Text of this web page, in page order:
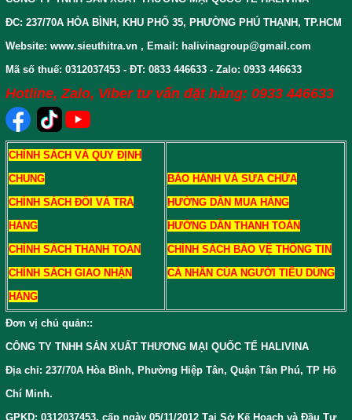
ĐC: 237/70A HÒA BÌNH, KHU PHỐ 35, PHƯỜNG PHÚ THẠNH, TP.HCM
Website: www.sieuthitra.vn , Email: halivinagroup@gmail.com
Mã số thuế: 0312037453 - ĐT: 0833 446633 - Zalo: 0933 446633
Hotline, Zalo, Viber tư vấn đặt hàng: 0933 446633
CHÍNH SÁCH VÀ QUY ĐỊNH
CHUNG
CHÍNH SÁCH ĐỔI VÀ TRẢ
HÀNG
CHÍNH SÁCH THANH TOÁN
CHÍNH SÁCH GIAO NHẬN
HÀNG
BẢO HÀNH VÀ SỬA CHỮA
HƯỚNG DẪN MUA HÀNG
HƯỚNG DẪN THANH TOÁN
CHÍNH SÁCH BẢO VỆ THÔNG TIN
CÁ NHÂN CỦA NGƯỜI TIÊU DÙNG
Đơn vị chủ quản::
CÔNG TY TNHH SẢN XUẤT THƯƠNG MẠI QUỐC TẾ HALIVINA
Địa chỉ: 237/70A Hòa Bình, Phường Hiệp Tân, Quận Tân Phú, TP Hồ
Chí Minh.
GPKD: 0312037453, cấp ngày 05/11/2012 Tại Sở Kế Hoạch và Đầu Tư